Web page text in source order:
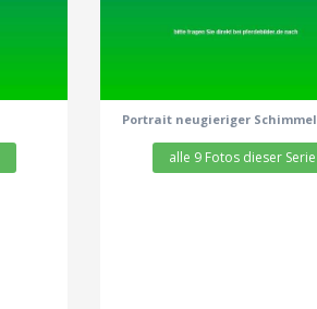
Portrait neugieriger Schimmel
alle 9 Fotos dieser Serie